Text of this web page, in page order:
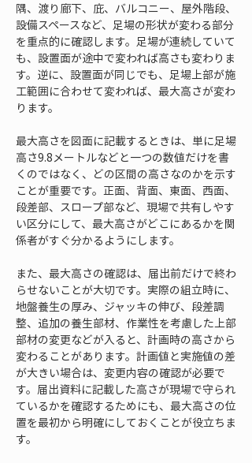
隅、渡り廊下、庇、バルコニー、屋外階段、
設備スペースなど、足場の形状が変わる部分
を重点的に確認します。足場が連続していて
も、設置面が途中で変われば高さも変わりま
す。逆に、設置面が同じでも、足場上部が施
工範囲に合わせて変われば、最大高さが変わ
ります。
最大高さを図面に記載するときは、単に足場
高さ9.8メートルなどと一つの数値だけを書
くのではなく、どの区間の高さなのかを示す
ことが重要です。正面、背面、東面、西面、
段差部、スロープ部など、現場で共有しやす
い区分にして、最大高さがどこにあるかを関
係者がすぐ分かるようにします。
また、最大高さの確認は、届出前だけで終わ
らせないことが大切です。実際の組立時に、
地盤養生の厚み、ジャッキの伸び、段差調
整、追加の養生部材、作業性を考慮した上部
部材の変更などが入ると、計画時の高さから
変わることがあります。計画値と実施値の差
が大きい場合は、変更内容の確認が必要で
す。届出資料に記載した高さが現場で守られ
ているかを確認するためにも、最大高さの位
置を最初から明確にしておくことが役立ちま
す。